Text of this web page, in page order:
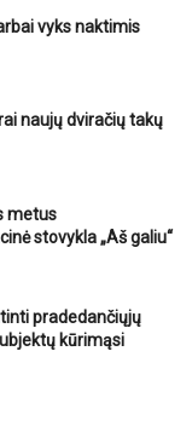
vyks naktimis
naujų dviračių takų
metus
stovykla „Aš galiu“
pradedančiųjų
kūrimąsi